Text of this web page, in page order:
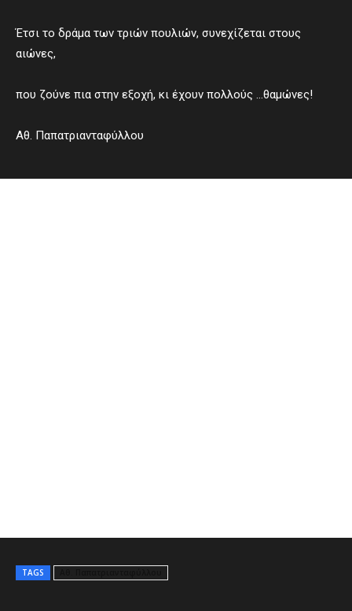
Έτσι το δράμα των τριών πουλιών, συνεχίζεται στους
αιώνες,
που ζούνε πια στην εξοχή, κι έχουν πολλούς …θαμώνες!
Αθ. Παπατριανταφύλλου
TAGS